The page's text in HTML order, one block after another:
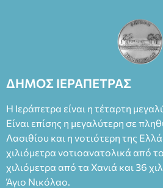
ΔΗΜΟΣ ΙΕΡΑΠΕΤΡΑΣ
Η Ιεράπετρα είναι η τέταρτη
Είναι επίσης η μεγαλύτερη σε
Λασιθίου και η νοτιότερη της
χιλιόμετρα νοτιοανατολικά από
χιλιόμετρα από τα Χανιά και 36
Άγιο Νικόλαο.